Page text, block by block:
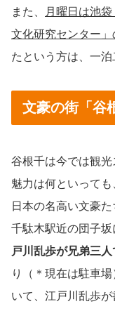
また、
月曜日は池
文化研究センター」
たという方は、一泊
文豪の街「谷
谷根千は今では観
魅力は何といって
日本の名高い文豪
千駄木駅近の団子
戸川乱歩が兄弟三
り（＊現在は駐車
いて、江戸川乱歩